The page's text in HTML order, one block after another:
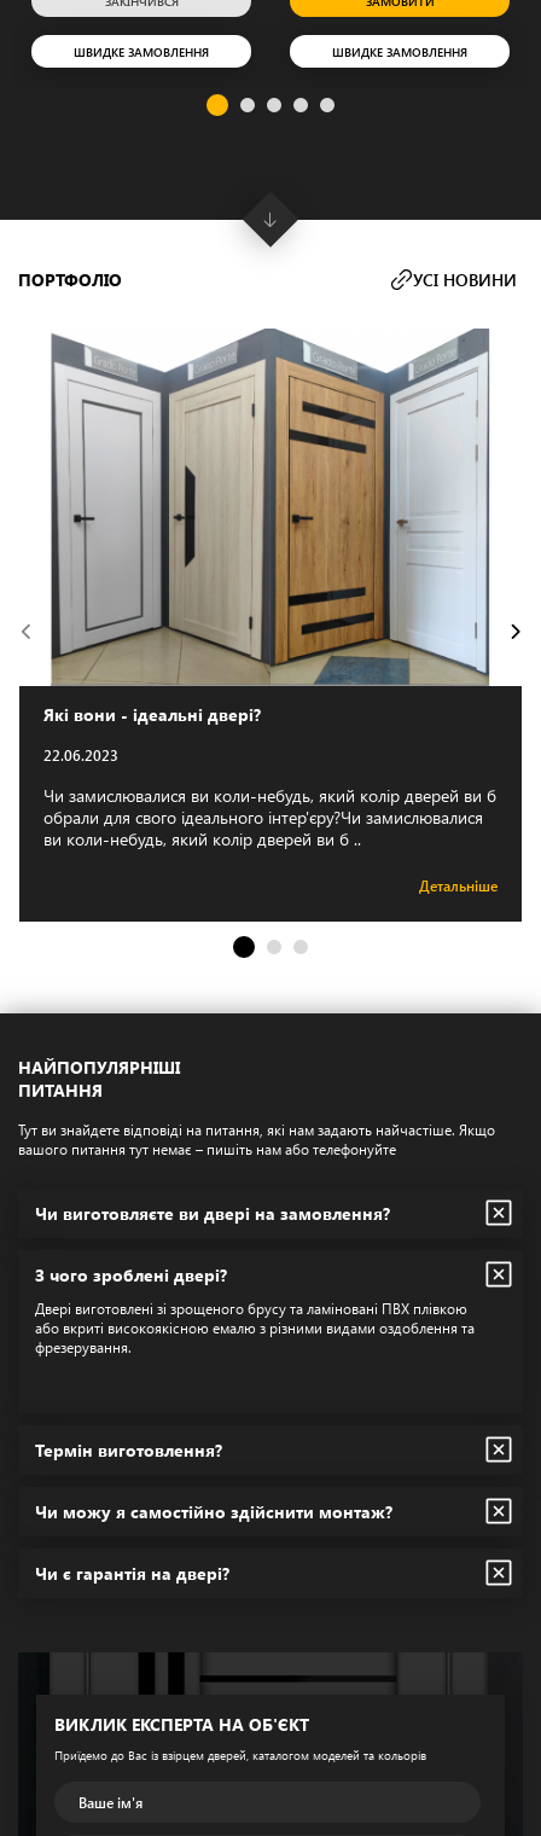
ШВИДКЕ ЗАМОВЛЕННЯ ШВИДКЕ ЗАМОВЛЕННЯ
ПОРТФОЛІО УСІ НОВИНИ
Які вони - ідеальні двері?
22.06.2023
Чи замислювалися ви коли-небудь, який колір дверей ви б
обрали для свого ідеального інтер'єру?Чи замислювалися
ви коли-небудь, який колір дверей ви б ..
Детальніше
НАЙПОПУЛЯРНІШІ
ПИТАННЯ
Тут ви знайдете відповіді на питання, які нам задають найчастіше. Якщо
вашого питання тут немає – пишіть нам або телефонуйте
Чи виготовляєте ви двері на замовлення?
З чого зроблені двері?
Двері виготовлені зі зрощеного брусу та ламіновані ПВХ плівкою
або вкриті високоякісною емалю з різними видами оздоблення та
фрезерування.
Термін виготовлення?
Чи можу я самостійно здійснити монтаж?
Чи є гарантія на двері?
ВИКЛИК ЕКСПЕРТА НА ОБ'ЄКТ
Приїдемо до Вас із взірцем дверей, каталогом моделей та кольорів